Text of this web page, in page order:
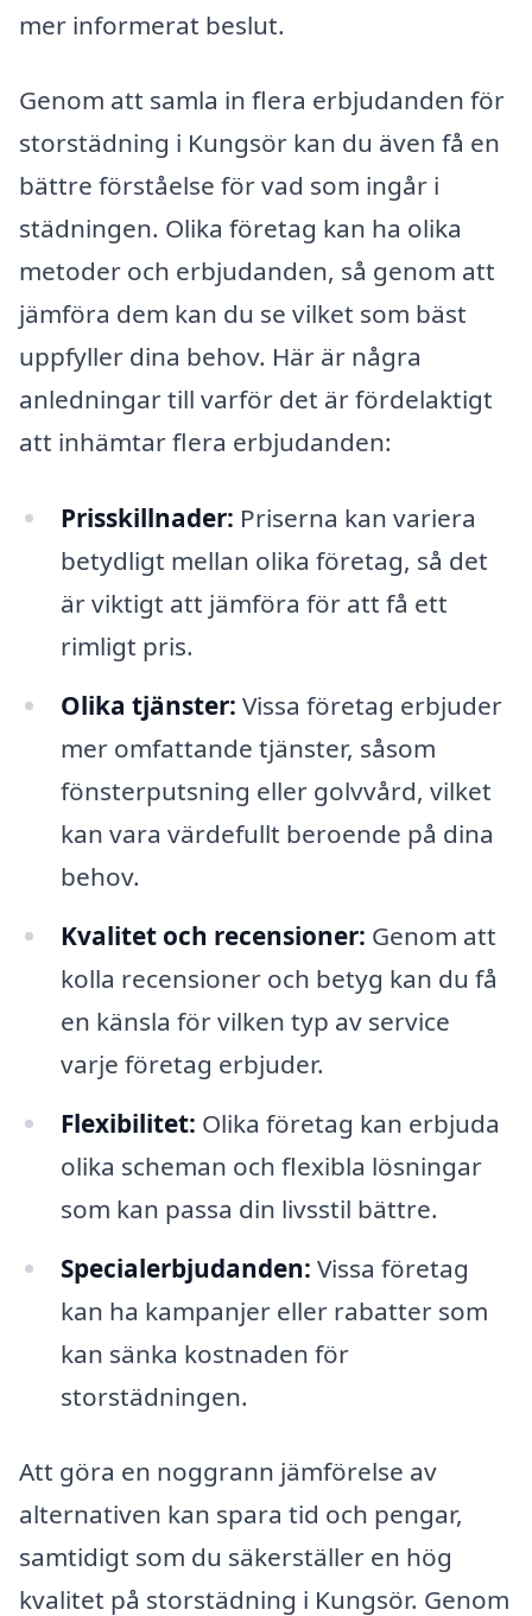
mer informerat beslut.
Genom att samla in flera erbjudanden för
storstädning i Kungsör kan du även få en
bättre förståelse för vad som ingår i
städningen. Olika företag kan ha olika
metoder och erbjudanden, så genom att
jämföra dem kan du se vilket som bäst
uppfyller dina behov. Här är några
anledningar till varför det är fördelaktigt
att inhämtar flera erbjudanden:
Prisskillnader: Priserna kan variera
betydligt mellan olika företag, så det
är viktigt att jämföra för att få ett
rimligt pris.
Olika tjänster: Vissa företag erbjuder
mer omfattande tjänster, såsom
fönsterputsning eller golvvård, vilket
kan vara värdefullt beroende på dina
behov.
Kvalitet och recensioner: Genom att
kolla recensioner och betyg kan du få
en känsla för vilken typ av service
varje företag erbjuder.
Flexibilitet: Olika företag kan erbjuda
olika scheman och flexibla lösningar
som kan passa din livsstil bättre.
Specialerbjudanden: Vissa företag
kan ha kampanjer eller rabatter som
kan sänka kostnaden för
storstädningen.
Att göra en noggrann jämförelse av
alternativen kan spara tid och pengar,
samtidigt som du säkerställer en hög
kvalitet på storstädning i Kungsör. Genom